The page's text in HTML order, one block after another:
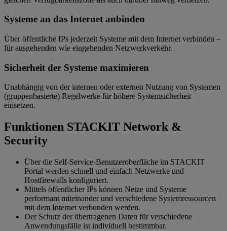
Systeme an das Internet anbinden
Über öffentliche IPs jederzeit Systeme mit dem Internet verbinden –
für ausgehenden wie eingehenden Netzwerkverkehr.
Sicherheit der Systeme maximieren
Unabhängig von der internen oder externen Nutzung von Systemen
(gruppenbasierte) Regelwerke für höhere Systemsicherheit
einsetzen.
Funktionen STACKIT Network &
Security
Über die Self-Service-Benutzeroberfläche im STACKIT
Portal werden schnell und einfach Netzwerke und
Hostfirewalls konfiguriert.
Mittels öffentlicher IPs können Netze und Systeme
performant miteinander und verschiedene Systemressourcen
mit dem Internet verbunden werden.
Der Schutz der übertragenen Daten für verschiedene
Anwendungsfälle ist individuell bestimmbar.